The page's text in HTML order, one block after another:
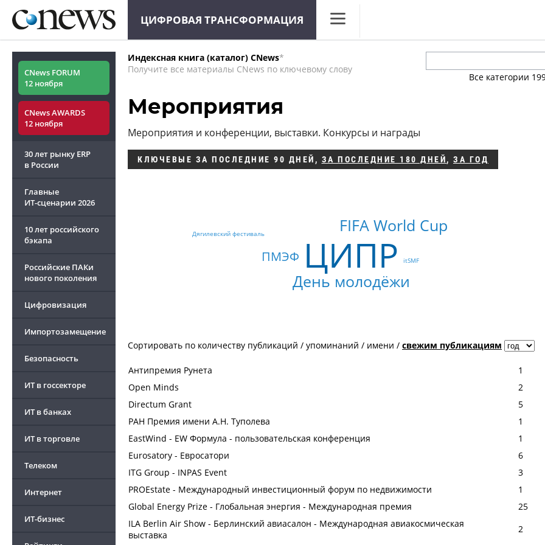
ЦИФРОВАЯ ТРАНСФОРМАЦИЯ
Аналитика
Техника
ТВ
CNews FORUM
12 ноября
CNews AWARDS
12 ноября
30 лет рынку ERP
в России
Главные
ИТ-сценарии 2026
10 лет российского
бэкапа
Российские ПАКи
нового поколения
Цифровизация
Импортозамещение
Безопасность
ИТ в госсекторе
ИТ в банках
ИТ в торговле
Телеком
Интернет
ИТ-бизнес
Индексная книга (каталог) CNews*
Получите все материалы CNews по ключевому слову
Все категории
Мероприятия
Мероприятия и конференции, выставки. Конкурсы и награды
КЛЮЧЕВЫЕ ЗА ПОСЛЕДНИЕ 90 ДНЕЙ , ЗА ПОСЛЕДНИЕ 180 ДНЕЙ, ЗА ГОД
ЦИПР
FIFA World Cup
День молодёжи
ПМЭФ itSMF
Дягилевский фестиваль
Сортировать по количеству публикаций / упоминаний / имени / свежим публикациям
Антипремия Рунета 1
Open Minds
2
Directum Grant
5
РАН Премия имени А.Н. Туполева
1
EastWind - EW Формула - пользовательская конференция
1
Eurosatory - Евросатори
6
ITG Group - INPAS Event
3
PROEstate - Международный инвестиционный форум по недвижимости
1
Global Energy Prize - Глобальная энергия - Международная премия
25
ILA Berlin Air Show - Берлинский авиасалон - Международная авиакосмическая
выставка
2